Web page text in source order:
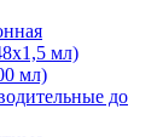
мл)
мл)
до